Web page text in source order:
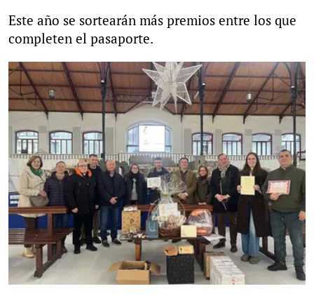
Este año se sortearán más premios entre los que
completen el pasaporte.